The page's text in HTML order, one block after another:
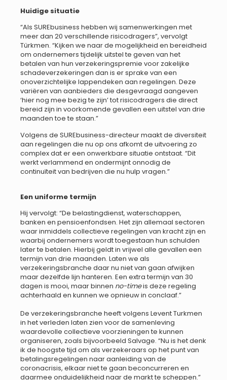
Huidige situatie
“Als SUREbusiness hebben wij samenwerkingen met
meer dan 20 verschillende risicodragers”, vervolgt
Türkmen. “Kijken we naar de mogelijkheid en bereidheid
om ondernemers tijdelijk uitstel te geven van het
betalen van hun verzekeringspremie voor zakelijke
schadeverzekeringen dan is er sprake van een
onoverzichtelijke lappendeken aan regelingen. Deze
variëren van aanbieders die desgevraagd aangeven
‘hier nog mee bezig te zijn’ tot risicodragers die direct
bereid zijn in voorkomende gevallen een uitstel van drie
maanden toe te staan.”
Volgens de SUREbusiness-directeur maakt de diversiteit
aan regelingen die nu op ons afkomt de uitvoering zo
complex dat er een onwerkbare situatie ontstaat. “Dit
werkt verlammend en ondermijnt onnodig de
continuïteit van bedrijven die nu hulp vragen.”
Een uniforme termijn
Hij vervolgt: “De belastingdienst, waterschappen,
banken en pensioenfondsen. Het zijn allemaal sectoren
waar inmiddels collectieve regelingen van kracht zijn en
waarbij ondernemers wordt toegestaan hun schulden
later te betalen. Hierbij geldt in vrijwel alle gevallen een
termijn van drie maanden. Laten we als
verzekeringsbranche daar nu niet van gaan afwijken
maar dezelfde lijn hanteren. Een extra termijn van 30
dagen is mooi, maar binnen no-timeis deze regeling
achterhaald en kunnen we opnieuw in conclaaf.”
De verzekeringsbranche heeft volgens Levent Turkmen
in het verleden laten zien voor de samenleving
waardevolle collectieve voorzieningen te kunnen
organiseren, zoals bijvoorbeeld Salvage. “Nu is het denk
ik de hoogste tijd om als verzekeraars op het punt van
betalingsregelingen naar aanleiding van de
coronacrisis, elkaar niet te gaan beconcurreren en
daarmee onduidelijkheid naar de markt te scheppen.”